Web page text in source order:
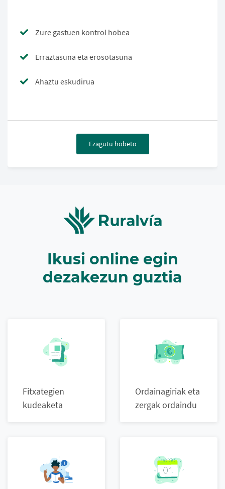
Zure gastuen kontrol hobea
Erraztasuna eta erosotasuna
Ahaztu eskudirua
Ezagutu hobeto
Ikusi online egin
dezakezun guztia
Fitxategien
kudeaketa
Ordainagiriak eta
zergak ordaindu